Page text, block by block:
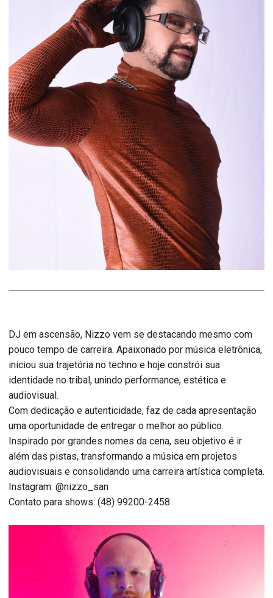
DJ em ascensão, Nizzo vem se destacando mesmo com
pouco tempo de carreira. Apaixonado por música eletrônica,
iniciou sua trajetória no techno e hoje constrói sua
identidade no tribal, unindo performance, estética e
audiovisual.
Com dedicação e autenticidade, faz de cada apresentação
uma oportunidade de entregar o melhor ao público.
Inspirado por grandes nomes da cena, seu objetivo é ir
além das pistas, transformando a música em projetos
audiovisuais e consolidando uma carreira artística completa.
Instagram: @nizzo_san
Contato para shows: (48) 99200-2458